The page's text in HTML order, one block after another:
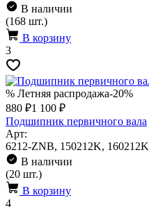
В наличии
(168 шт.)
В корзину
3
% Летняя распродажа-20%
880 ₽1 100 ₽
Подшипник первичного вала
Арт:
6212-ZNB, 150212K, 160212K
В наличии
(20 шт.)
В корзину
4